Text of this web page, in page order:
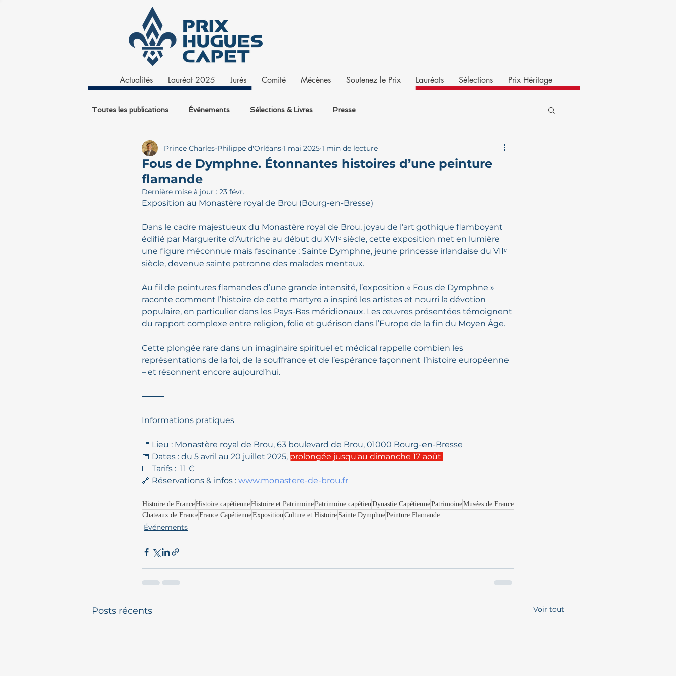
Actualités Lauréat 2025 Jurés Comité Mécènes Soutenez le Prix Lauréats Sélections Prix Héritage
Toutes les publications Événements Sélections & Livres Presse
Fous de Dymphne. Étonnantes histoires d’une peinture
flamande
Prince Charles-Philippe d'Orléans 1 mai 2025 1 min de lecture
Dernière mise à jour : 23 févr.
Exposition au Monastère royal de Brou (Bourg-en-Bresse)
Dans le cadre majestueux du Monastère royal de Brou, joyau de l’art gothique flamboyant
édifié par Marguerite d’Autriche au début du XVIᵉ siècle, cette exposition met en lumière
une figure méconnue mais fascinante : Sainte Dymphne, jeune princesse irlandaise du VIIᵉ
siècle, devenue sainte patronne des malades mentaux.
Au fil de peintures flamandes d’une grande intensité, l’exposition « Fous de Dymphne »
raconte comment l’histoire de cette martyre a inspiré les artistes et nourri la dévotion
populaire, en particulier dans les Pays-Bas méridionaux. Les œuvres présentées témoignent
du rapport complexe entre religion, folie et guérison dans l’Europe de la fin du Moyen Âge.
Cette plongée rare dans un imaginaire spirituel et médical rappelle combien les
représentations de la foi, de la souffrance et de l’espérance façonnent l’histoire européenne
– et résonnent encore aujourd’hui.
⸻
Informations pratiques
📍 Lieu : Monastère royal de Brou, 63 boulevard de Brou, 01000 Bourg-en-Bresse
📅 Dates : du 5 avril au 20 juillet 2025, prolongée jusqu'au dimanche 17 août
💶 Tarifs :  11 €
🔗 Réservations & infos : www.monastere-de-brou.fr
Histoire de FranceHistoire capétienneHistoire et PatrimoinePatrimoine capétienDynastie CapétiennePatrimoineMusées de France
Chateaux de FranceFrance CapétienneExpositionCulture et Histoire Sainte DymphnePeinture Flamande
Événements
Posts récents Voir tout